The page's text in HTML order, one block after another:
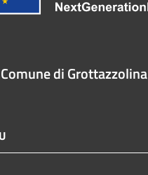
Comune di Grottazzolina